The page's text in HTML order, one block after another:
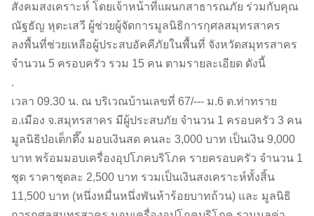
สังคมสงเคราะห์ โดยเจ้าหน้าที่แผนกสาธารณภัย ร่วมกับคุณ
ณัฐธัญ หุตะเสวี ผู้ช่วยผู้จัดการมูลนิธิการกุศลสมุทรสาคร
ลงพื้นที่ช่วยเหลือผู้ประสบอัคคีภัยในพื้นที่ จังหวัดสมุทรสาคร
จำนวน 5 ครอบครัว รวม 15 คน ตามรายละเอียด ดังนี้
.
เวลา 09.30 น. ณ บริเวณบ้านเลขที่ 67/--- ม.6 ต.ท่าทราย
อ.เมือง จ.สมุทรสาคร มีผู้ประสบภัย จำนวน 1 ครอบครัว 3 คน
มูลนิธิป่อเต็กตึ๊ง มอบเงินสด คนละ 3,000 บาท เป็นเงิน 9,000
บาท พร้อมมอบเครื่องอุปโภคบริโภค รายครอบครัว จำนวน 1
ชุด ราคาชุดละ 2,500 บาท รวมเป็นเงินสงเคราะห์ทั้งสิ้น
11,500 บาท (หนึ่งหมื่นหนึ่งพันห้าร้อยบาทถ้วน) และ มูลนิธิ